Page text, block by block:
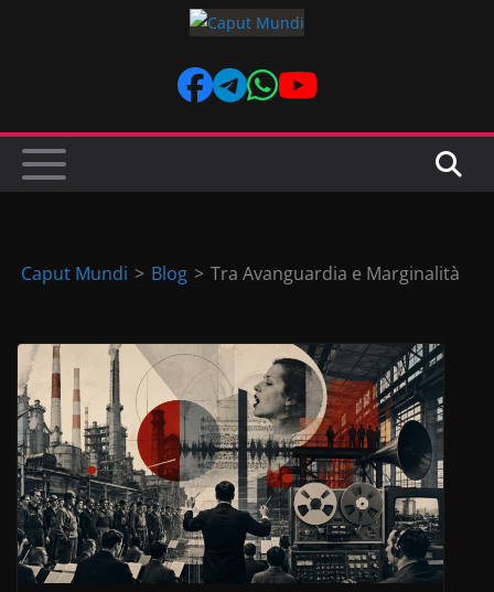
Caput Mundi > Blog > Tra Avanguardia e Marginalità